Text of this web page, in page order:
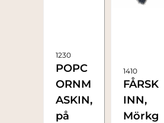
1230
POPC
ORNM
ASKIN,
på
1410
FÅRSK
INN,
Mörkg